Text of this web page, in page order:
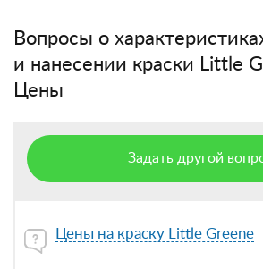
Вопросы о
и нанесении краски Little
Цены
Задать другой
Цены на краску Little Greene